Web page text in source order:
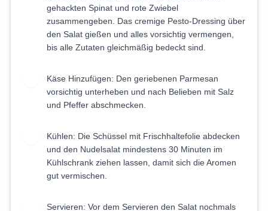
gehackten Spinat und rote Zwiebel
zusammengeben. Das cremige Pesto-Dressing über
den Salat gießen und alles vorsichtig vermengen,
bis alle Zutaten gleichmäßig bedeckt sind.
Käse Hinzufügen: Den geriebenen Parmesan
vorsichtig unterheben und nach Belieben mit Salz
und Pfeffer abschmecken.
Kühlen: Die Schüssel mit Frischhaltefolie abdecken
und den Nudelsalat mindestens 30 Minuten im
Kühlschrank ziehen lassen, damit sich die Aromen
gut vermischen.
Servieren: Vor dem Servieren den Salat nochmals